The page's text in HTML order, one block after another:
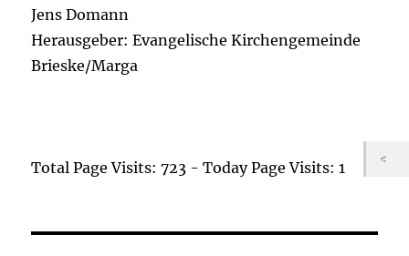
Jens Domann
Herausgeber: Evangelische Kirchengemeinde
Brieske/Marga
Total Page Visits: 723 - Today Page Visits: 1